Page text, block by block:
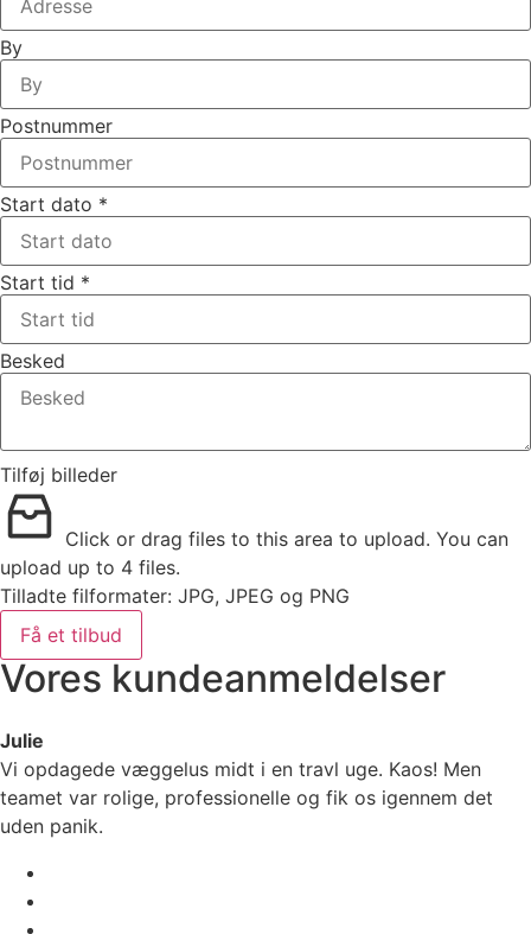
By
Postnummer
Start dato *
Start tid *
Besked
Tilføj billeder
Click or drag files to this area to upload. You can
upload up to 4 files.
Tilladte filformater: JPG, JPEG og PNG
Få et tilbud
Vores kundeanmeldelser
Julie
Vi opdagede væggelus midt i en travl uge. Kaos! Men
teamet var rolige, professionelle og fik os igennem det
uden panik.